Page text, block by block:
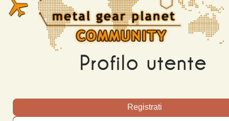
Profilo utente
Schede primarie
Registrati